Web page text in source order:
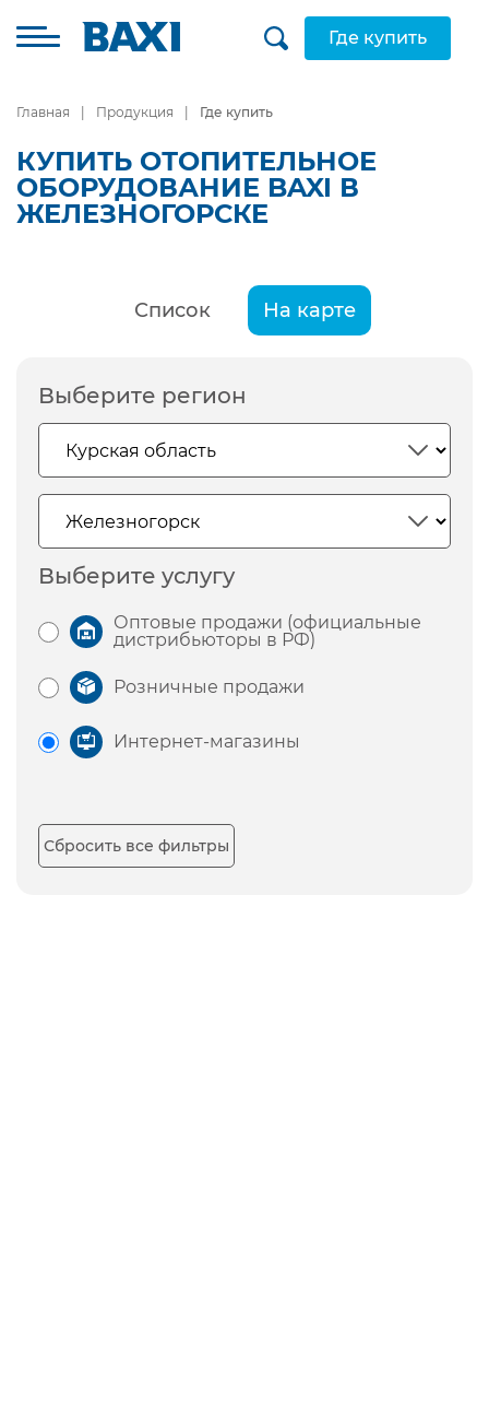
Где купить
Главная Продукция Где купить
КУПИТЬ ОТОПИТЕЛЬНОЕ
ОБОРУДОВАНИЕ BAXI В
ЖЕЛЕЗНОГОРСКЕ
Список На карте
Выберите регион
Выберите услугу
Оптовые продажи (официальные
дистрибьюторы в РФ)
Розничные продажи
Интернет-магазины
Сбросить все фильтры